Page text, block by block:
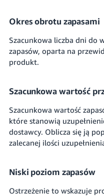
Okres obrotu zapasami
Szacunkowa liczba dni do
zapasów, oparta na
produkt.
Szacunkowa wartość
Szacunkowa wartość
które stanowią
dostawcy. Oblicza się ją
zalecanej ilości
Niski poziom zapasów
Ostrzeżenie to wskazuje